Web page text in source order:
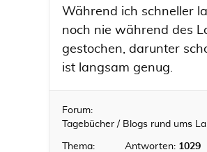
Während ich schneller
noch nie während des
gestochen, darunter
ist langsam genug.
Forum:
Tagebücher / Blogs rund ums
Thema:
Antworten: 1029